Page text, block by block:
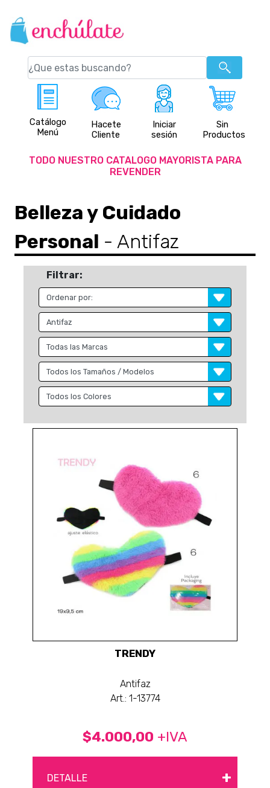
Catálogo
Menú
Hacete
Cliente
Iniciar
sesión
Sin
Productos
TODO NUESTRO CATALOGO MAYORISTA PARA
REVENDER
Belleza y Cuidado
Personal - Antifaz
Filtrar:
TRENDY
Antifaz
Art.: 1-13774
$4.000,00 +IVA
DETALLE +